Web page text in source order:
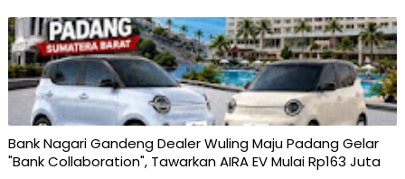
Bank Nagari Gandeng Dealer Wuling Maju Padang Gelar
"Bank Collaboration", Tawarkan AIRA EV Mulai Rp163 Juta